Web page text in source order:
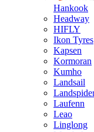
Hankook
Headway
HIFLY
Ikon Tyres
Kapsen
Kormoran
Kumho
Landsail
Laufenn
Leao
Linglong